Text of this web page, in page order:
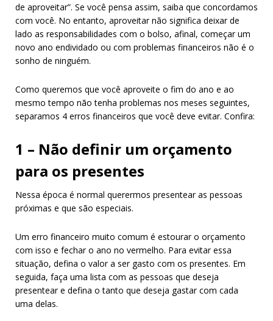
de aproveitar”. Se você pensa assim, saiba que concordamos
com você. No entanto, aproveitar não significa deixar de
lado as responsabilidades com o bolso, afinal, começar um
novo ano endividado ou com problemas financeiros não é o
sonho de ninguém.
Como queremos que você aproveite o fim do ano e ao
mesmo tempo não tenha problemas nos meses seguintes,
separamos 4 erros financeiros que você deve evitar. Confira:
1 – Não definir um orçamento
para os presentes
Nessa época é normal querermos presentear as pessoas
próximas e que são especiais.
Um erro financeiro muito comum é estourar o orçamento
com isso e fechar o ano no vermelho. Para evitar essa
situação, defina o valor a ser gasto com os presentes. Em
seguida, faça uma lista com as pessoas que deseja
presentear e defina o tanto que deseja gastar com cada
uma delas.